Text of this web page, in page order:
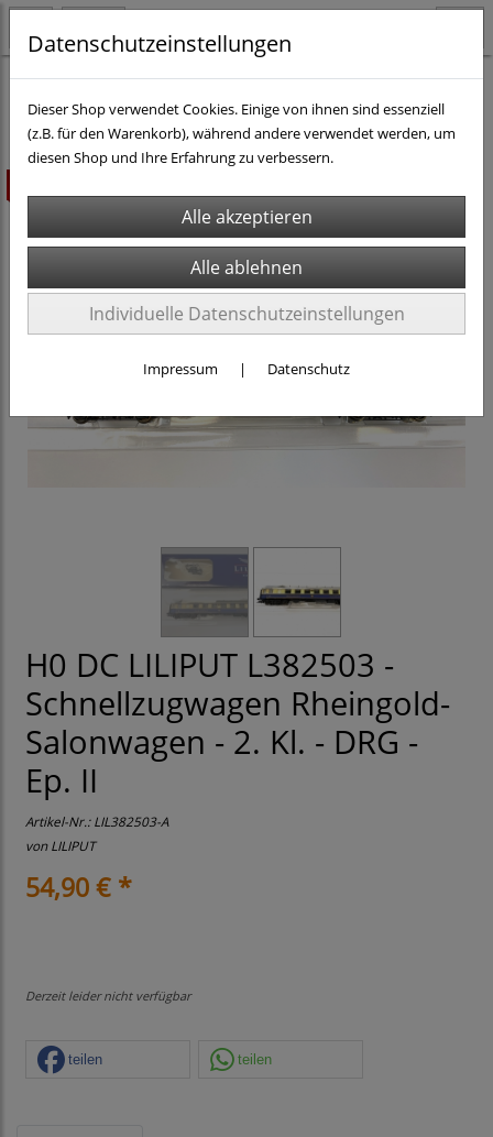
H0 DC LILIPUT L382503 -
Schnellzugwagen Rheingold-
Salonwagen - 2. Kl. - DRG -
Ep. II
Artikel-Nr.:LIL382503-A
vonLILIPUT
54,90 € *
Derzeit leider nicht verfügbar
teilen teilen
Datenschutzeinstellungen
Dieser Shop verwendet Cookies. Einige von ihnen sind essenziell
(z.B. für den Warenkorb), während andere verwendet werden, um
diesen Shop und Ihre Erfahrung zu verbessern.
Individuelle Datenschutzeinstellungen
Impressum | Datenschutz